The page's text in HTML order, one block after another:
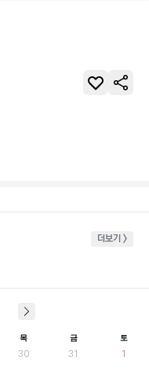
더보기 >
목 금 토
30 31 1